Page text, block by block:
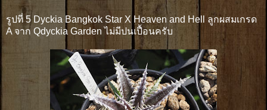
รูปที่ 5 Dyckia Bangkok Star X Heaven and Hell ลูกผสมเกรด
A จาก Qdyckia Garden ไม่มีปนเปื้อนครับ